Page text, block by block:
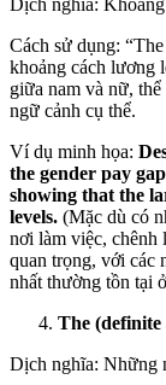
Dịch nghĩa:
Cách sử dụng:
khoảng cách lương
giữa nam và nữ,
ngữ cảnh cụ thể.
Ví dụ minh họa:
the gender pay
showing that the
levels. (Mặc dù có
nơi làm việc, chênh
quan trọng, với các
nhất thường tồn tại
The (definite
Dịch nghĩa: Những